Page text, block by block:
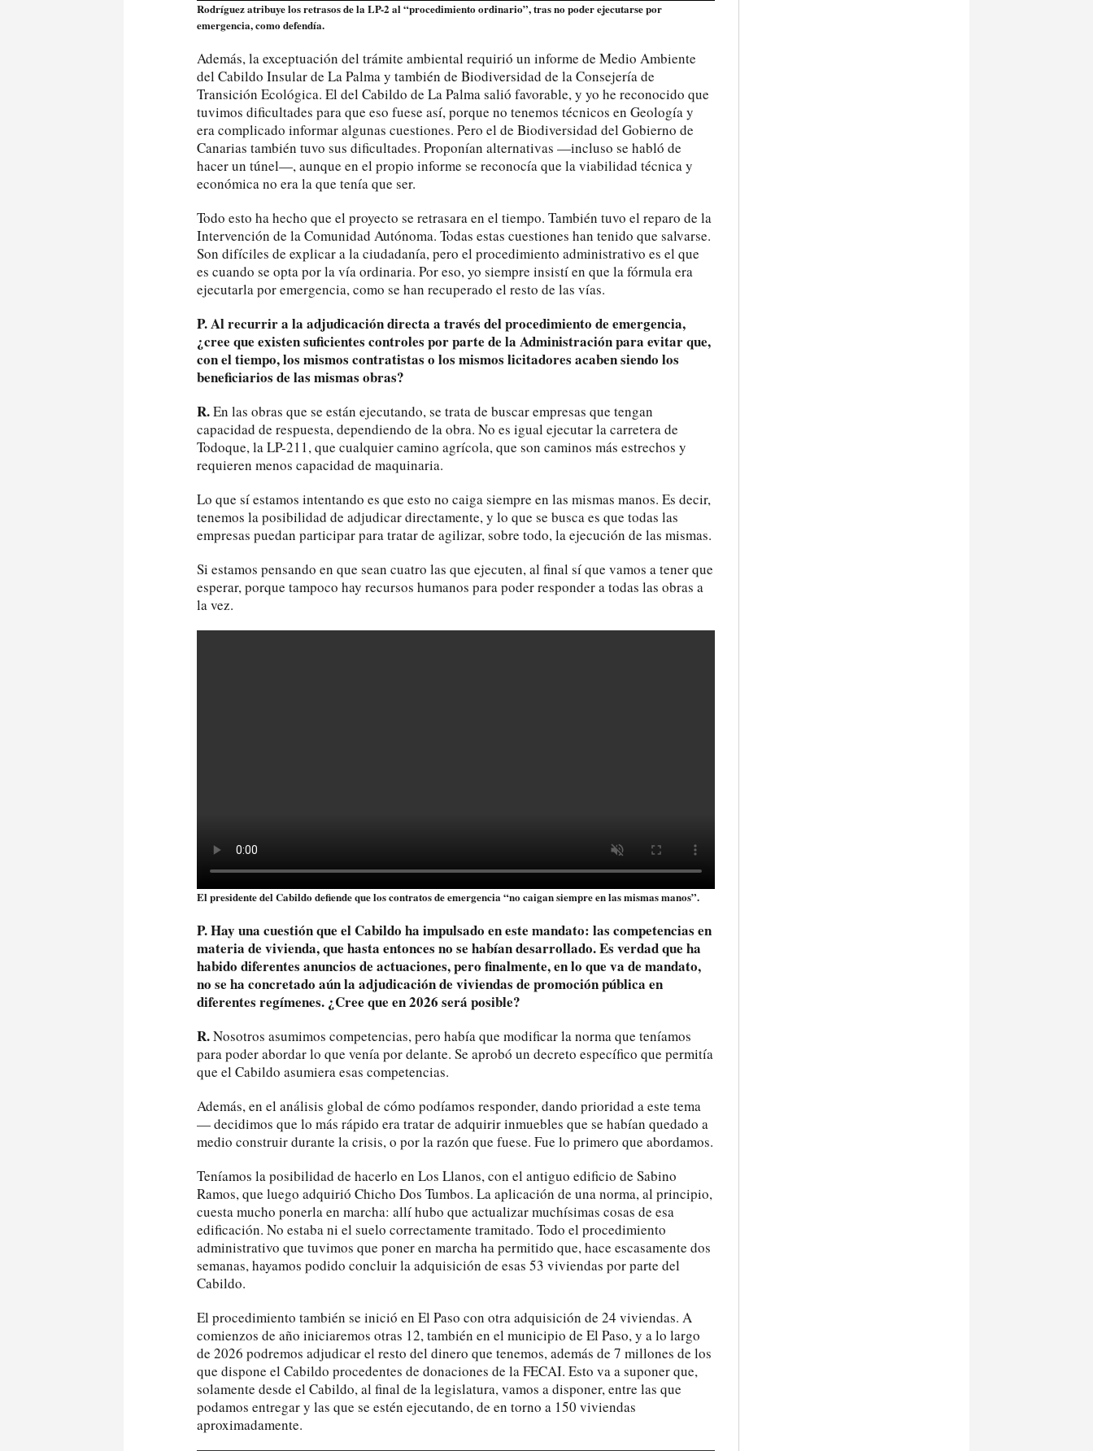
Rodríguez atribuye los retrasos de la LP-2 al “procedimiento ordinario”, tras no poder ejecutarse por
emergencia, como defendía.
Además, la exceptuación del trámite ambiental requirió un informe de Medio Ambiente
del Cabildo Insular de La Palma y también de Biodiversidad de la Consejería de
Transición Ecológica. El del Cabildo de La Palma salió favorable, y yo he reconocido que
tuvimos dificultades para que eso fuese así, porque no tenemos técnicos en Geología y
era complicado informar algunas cuestiones. Pero el de Biodiversidad del Gobierno de
Canarias también tuvo sus dificultades. Proponían alternativas —incluso se habló de
hacer un túnel—, aunque en el propio informe se reconocía que la viabilidad técnica y
económica no era la que tenía que ser.
Todo esto ha hecho que el proyecto se retrasara en el tiempo. También tuvo el reparo de la
Intervención de la Comunidad Autónoma. Todas estas cuestiones han tenido que salvarse.
Son difíciles de explicar a la ciudadanía, pero el procedimiento administrativo es el que
es cuando se opta por la vía ordinaria. Por eso, yo siempre insistí en que la fórmula era
ejecutarla por emergencia, como se han recuperado el resto de las vías.
P. Al recurrir a la adjudicación directa a través del procedimiento de emergencia,
¿cree que existen suficientes controles por parte de la Administración para evitar que,
con el tiempo, los mismos contratistas o los mismos licitadores acaben siendo los
beneficiarios de las mismas obras?
R.En las obras que se están ejecutando, se trata de buscar empresas que tengan
capacidad de respuesta, dependiendo de la obra. No es igual ejecutar la carretera de
Todoque, la LP-211, que cualquier camino agrícola, que son caminos más estrechos y
requieren menos capacidad de maquinaria.
Lo que sí estamos intentando es que esto no caiga siempre en las mismas manos. Es decir,
tenemos la posibilidad de adjudicar directamente, y lo que se busca es que todas las
empresas puedan participar para tratar de agilizar, sobre todo, la ejecución de las mismas.
Si estamos pensando en que sean cuatro las que ejecuten, al final sí que vamos a tener que
esperar, porque tampoco hay recursos humanos para poder responder a todas las obras a
la vez.
El presidente del Cabildo defiende que los contratos de emergencia “no caigan siempre en las mismas manos”.
P. Hay una cuestión que el Cabildo ha impulsado en este mandato: las competencias en
materia de vivienda, que hasta entonces no se habían desarrollado. Es verdad que ha
habido diferentes anuncios de actuaciones, pero finalmente, en lo que va de mandato,
no se ha concretado aún la adjudicación de viviendas de promoción pública en
diferentes regímenes. ¿Cree que en 2026 será posible?
R.Nosotros asumimos competencias, pero había que modificar la norma que teníamos
para poder abordar lo que venía por delante. Se aprobó un decreto específico que permitía
que el Cabildo asumiera esas competencias.
Además, en el análisis global de cómo podíamos responder, dando prioridad a este tema
— decidimos que lo más rápido era tratar de adquirir inmuebles que se habían quedado a
medio construir durante la crisis, o por la razón que fuese. Fue lo primero que abordamos.
Teníamos la posibilidad de hacerlo en Los Llanos, con el antiguo edificio de Sabino
Ramos, que luego adquirió Chicho Dos Tumbos. La aplicación de una norma, al principio,
cuesta mucho ponerla en marcha: allí hubo que actualizar muchísimas cosas de esa
edificación. No estaba ni el suelo correctamente tramitado. Todo el procedimiento
administrativo que tuvimos que poner en marcha ha permitido que, hace escasamente dos
semanas, hayamos podido concluir la adquisición de esas 53 viviendas por parte del
Cabildo.
El procedimiento también se inició en El Paso con otra adquisición de 24 viviendas. A
comienzos de año iniciaremos otras 12, también en el municipio de El Paso, y a lo largo
de 2026 podremos adjudicar el resto del dinero que tenemos, además de 7 millones de los
que dispone el Cabildo procedentes de donaciones de la FECAI. Esto va a suponer que,
solamente desde el Cabildo, al final de la legislatura, vamos a disponer, entre las que
podamos entregar y las que se estén ejecutando, de en torno a 150 viviendas
aproximadamente.